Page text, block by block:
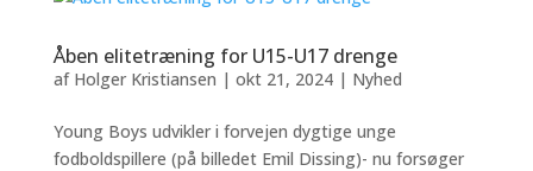
Åben elitetræning for U15-U17 drenge
af Holger Kristiansen | okt 21, 2024| Nyhed
Young Boys udvikler i forvejen dygtige unge
fodboldspillere (på billedet Emil Dissing)- nu forsøger